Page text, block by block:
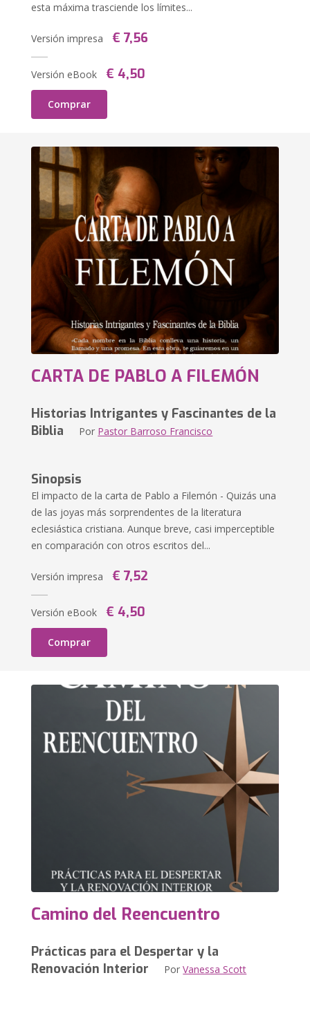
esta máxima trasciende los límites...
Versión impresa € 7,56
Versión eBook € 4,50
Comprar
CARTA DE PABLO A FILEMÓN
Historias Intrigantes y Fascinantes de la
Biblia Por Pastor Barroso Francisco
Sinopsis
El impacto de la carta de Pablo a Filemón - Quizás una
de las joyas más sorprendentes de la literatura
eclesiástica cristiana. Aunque breve, casi imperceptible
en comparación con otros escritos del...
Versión impresa € 7,52
Versión eBook € 4,50
Comprar
Camino del Reencuentro
Prácticas para el Despertar y la
Renovación Interior PorVanessa Scott